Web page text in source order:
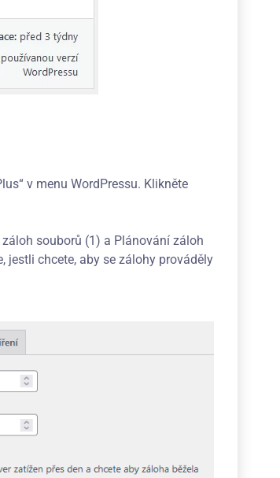
v menu WordPressu. Klikněte
souborů (1) a Plánování záloh
jestli chcete, aby se zálohy prováděly